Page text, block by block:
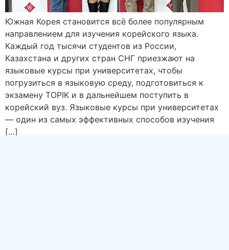
Южная Корея становится всё более популярным
направлением для изучения корейского языка.
Каждый год тысячи студентов из России,
Казахстана и других стран СНГ приезжают на
языковые курсы при университетах, чтобы
погрузиться в языковую среду, подготовиться к
экзамену TOPIK и в дальнейшем поступить в
корейский вуз. Языковые курсы при университетах
— один из самых эффективных способов изучения
[…]